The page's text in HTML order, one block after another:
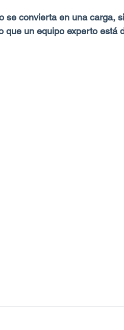
se convierta en una carga,
que un equipo experto está